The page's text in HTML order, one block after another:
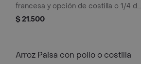
francesa y opción de costilla o 1/4 de
pollo asado.
$ 21.500
Arroz Paisa con pollo o costilla